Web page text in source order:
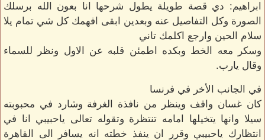
ابراهيم: دي قصة طويلة يطول شرحها انا بعون الله برسلك
الصورة وكل التفاصيل عنه وبعدين ابقى افهمك كل شي تمام يلا
سلام الحين وارجع اكلمك تاني
وسكر معه الخط وبكده اطمئن قلبه عن الاول ونظر للسماء
وقال يارب.
في الجانب الأخر في فرنسا
كان غسان واقف وينظر من نافذة الغرفة وشارد في محبوبته
سيلا وانها يتخيلها امامه تنتظرة وتقوله تعالى ياحبيبي انا في
انتظارك ياحبيبي وقرر ان ينفذ خطته انه يسافر الى القاهرة